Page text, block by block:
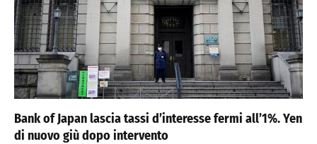
Bank of Japan lascia tassi d’interesse fermi all’1%. Yen
di nuovo giù dopo intervento